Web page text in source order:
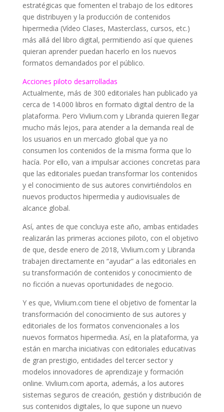
estratégicas que fomenten el trabajo de los editores
que distribuyen y la producción de contenidos
hipermedia (Vídeo Clases, Masterclass, cursos, etc.)
más allá del libro digital, permitiendo así que quienes
quieran aprender puedan hacerlo en los nuevos
formatos demandados por el público.
Acciones piloto desarrolladas
Actualmente, más de 300 editoriales han publicado ya
cerca de 14.000 libros en formato digital dentro de la
plataforma. Pero Vivlium.com y Libranda quieren llegar
mucho más lejos, para atender a la demanda real de
los usuarios en un mercado global que ya no
consumen los contenidos de la misma forma que lo
hacía. Por ello, van a impulsar acciones concretas para
que las editoriales puedan transformar los contenidos
y el conocimiento de sus autores convirtiéndolos en
nuevos productos hipermedia y audiovisuales de
alcance global.
Así, antes de que concluya este año, ambas entidades
realizarán las primeras acciones piloto, con el objetivo
de que, desde enero de 2018, Vivlium.com y Libranda
trabajen directamente en “ayudar” a las editoriales en
su transformación de contenidos y conocimiento de
no ficción a nuevas oportunidades de negocio.
Y es que, Vivlium.com tiene el objetivo de fomentar la
transformación del conocimiento de sus autores y
editoriales de los formatos convencionales a los
nuevos formatos hipermedia. Así, en la plataforma, ya
están en marcha iniciativas con editoriales educativas
de gran prestigio, entidades del tercer sector y
modelos innovadores de aprendizaje y formación
online. Vivlium.com aporta, además, a los autores
sistemas seguros de creación, gestión y distribución de
sus contenidos digitales, lo que supone un nuevo